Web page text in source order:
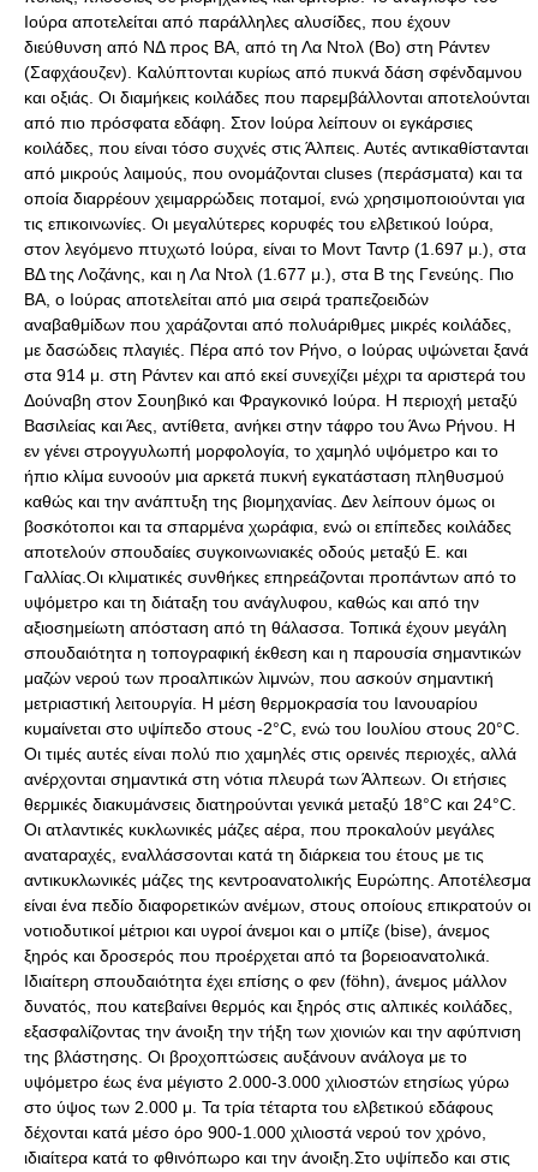
Ιούρα αποτελείται από παράλληλες αλυσίδες, που έχουν
διεύθυνση από ΝΔ προς ΒΑ, από τη Λα Ντολ (Βο) στη Ράντεν
(Σαφχάουζεν). Καλύπτονται κυρίως από πυκνά δάση σφένδαμνου
και οξιάς. Οι διαμήκεις κοιλάδες που παρεμβάλλονται αποτελούνται
από πιο πρόσφατα εδάφη. Στον Ιούρα λείπουν οι εγκάρσιες
κοιλάδες, που είναι τόσο συχνές στις Άλπεις. Αυτές αντικαθίστανται
από μικρούς λαιμούς, που ονομάζονται cluses (περάσματα) και τα
οποία διαρρέουν χειμαρρώδεις ποταμοί, ενώ χρησιμοποιούνται για
τις επικοινωνίες. Οι μεγαλύτερες κορυφές του ελβετικού Ιούρα,
στον λεγόμενο πτυχωτό Ιούρα, είναι το Μοντ Ταντρ (1.697 μ.), στα
ΒΔ της Λοζάνης, και η Λα Ντολ (1.677 μ.), στα Β της Γενεύης. Πιο
ΒΑ, ο Ιούρας αποτελείται από μια σειρά τραπεζοειδών
αναβαθμίδων που χαράζονται από πολυάριθμες μικρές κοιλάδες,
με δασώδεις πλαγιές. Πέρα από τον Ρήνο, ο Ιούρας υψώνεται ξανά
στα 914 μ. στη Ράντεν και από εκεί συνεχίζει μέχρι τα αριστερά του
Δούναβη στον Σουηβικό και Φραγκονικό Ιούρα. Η περιοχή μεταξύ
Βασιλείας και Άες, αντίθετα, ανήκει στην τάφρο του Άνω Ρήνου. Η
εν γένει στρογγυλωπή μορφολογία, το χαμηλό υψόμετρο και το
ήπιο κλίμα ευνοούν μια αρκετά πυκνή εγκατάσταση πληθυσμού
καθώς και την ανάπτυξη της βιομηχανίας. Δεν λείπουν όμως οι
βοσκότοποι και τα σπαρμένα χωράφια, ενώ οι επίπεδες κοιλάδες
αποτελούν σπουδαίες συγκοινωνιακές οδούς μεταξύ Ε. και
Γαλλίας.Οι κλιματικές συνθήκες επηρεάζονται προπάντων από το
υψόμετρο και τη διάταξη του ανάγλυφου, καθώς και από την
αξιοσημείωτη απόσταση από τη θάλασσα. Τοπικά έχουν μεγάλη
σπουδαιότητα η τοπογραφική έκθεση και η παρουσία σημαντικών
μαζών νερού των προαλπικών λιμνών, που ασκούν σημαντική
μετριαστική λειτουργία. Η μέση θερμοκρασία του Ιανουαρίου
κυμαίνεται στο υψίπεδο στους -2°C, ενώ του Ιουλίου στους 20°C.
Οι τιμές αυτές είναι πολύ πιο χαμηλές στις ορεινές περιοχές, αλλά
ανέρχονται σημαντικά στη νότια πλευρά των Άλπεων. Οι ετήσιες
θερμικές διακυμάνσεις διατηρούνται γενικά μεταξύ 18°C και 24°C.
Οι ατλαντικές κυκλωνικές μάζες αέρα, που προκαλούν μεγάλες
αναταραχές, εναλλάσσονται κατά τη διάρκεια του έτους με τις
αντικυκλωνικές μάζες της κεντροανατολικής Ευρώπης. Αποτέλεσμα
είναι ένα πεδίο διαφορετικών ανέμων, στους οποίους επικρατούν οι
νοτιοδυτικοί μέτριοι και υγροί άνεμοι και ο μπίζε (bise), άνεμος
ξηρός και δροσερός που προέρχεται από τα βορειοανατολικά.
Ιδιαίτερη σπουδαιότητα έχει επίσης ο φεν (föhn), άνεμος μάλλον
δυνατός, που κατεβαίνει θερμός και ξηρός στις αλπικές κοιλάδες,
εξασφαλίζοντας την άνοιξη την τήξη των χιονιών και την αφύπνιση
της βλάστησης. Οι βροχοπτώσεις αυξάνουν ανάλογα με το
υψόμετρο έως ένα μέγιστο 2.000-3.000 χιλιοστών ετησίως γύρω
στο ύψος των 2.000 μ. Τα τρία τέταρτα του ελβετικού εδάφους
δέχονται κατά μέσο όρο 900-1.000 χιλιοστά νερού τον χρόνο,
ιδιαίτερα κατά το φθινόπωρο και την άνοιξη.Στο υψίπεδο και στις